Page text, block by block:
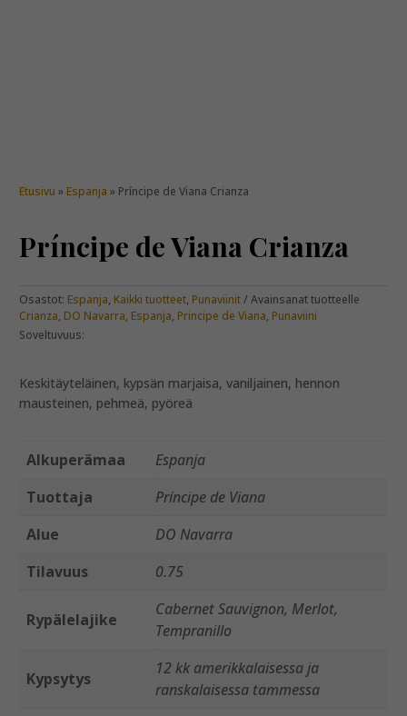
Etusivu » Espanja » Príncipe de Viana Crianza
Príncipe de Viana Crianza
Osastot: Espanja, Kaikki tuotteet, Punaviinit
Avainsanat tuotteelle
Crianza, DO Navarra, Espanja, Principe de Viana, Punaviini
Soveltuvuus:
Keskitäyteläinen, kypsän marjaisa, vaniljainen, hennon
mausteinen, pehmeä, pyöreä
Alkuperämaa
Espanja
Tuottaja
Príncipe de Viana
Alue
DO Navarra
Tilavuus
0.75
Rypälelajike
Cabernet Sauvignon, Merlot,
Tempranillo
Kypsytys
12 kk amerikkalaisessa ja
ranskalaisessa tammessa